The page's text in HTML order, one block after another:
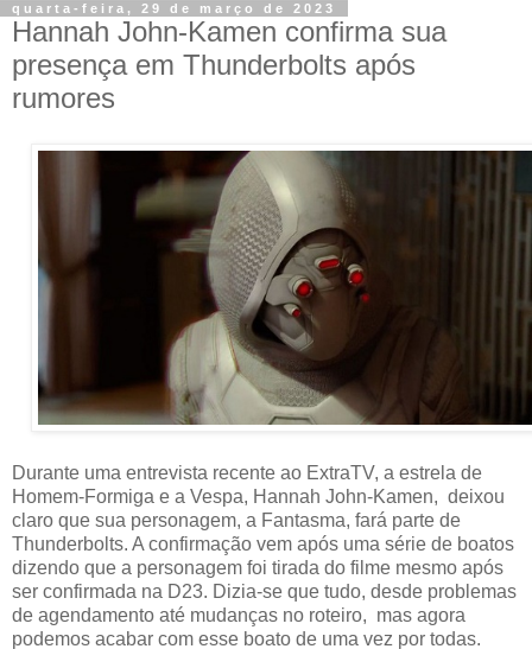
quarta-feira, 29 de março de 2023
Hannah John-Kamen confirma sua
presença em Thunderbolts após
rumores
Durante uma entrevista recente ao ExtraTV, a estrela de
Homem-Formiga e a Vespa, Hannah John-Kamen, deixou
claro que sua personagem, a Fantasma, fará parte de
Thunderbolts. A confirmação vem após uma série de boatos
dizendo que a personagem foi tirada do filme mesmo após
ser confirmada na D23. Dizia-se que tudo, desde problemas
de agendamento até mudanças no roteiro, mas agora
podemos acabar com esse boato de uma vez por todas.